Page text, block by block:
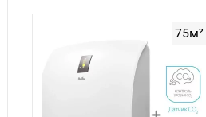
75м²